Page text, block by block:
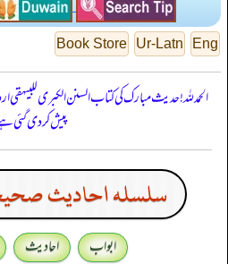
Eng
Ur-Latn
Book Store
الحمدللہ! حدیث مبارک کی کتاب السنن الكبرى
پیش کر دی گئی
سلسله احاديث
ابواب احادیث